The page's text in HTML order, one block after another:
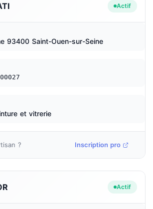
Actif
93400 Saint-Ouen-sur-Seine
et vitrerie
? Inscription pro
Actif